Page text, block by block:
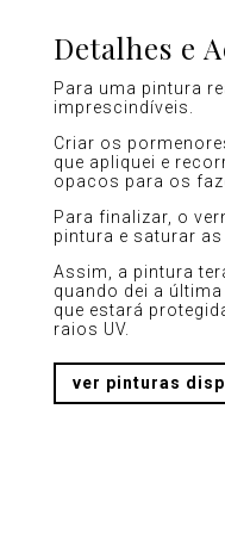
Detalhes e
Para uma pintura
imprescindíveis.
Criar os
que apliquei e
opacos para os
Para finalizar, o
pintura e saturar as
Assim, a pintura
quando dei a
que estará
raios UV.
ver pinturas